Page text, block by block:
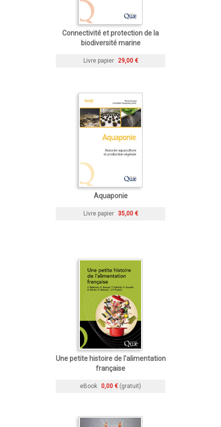
Connectivité et protection de la
biodiversité marine
Livre papier 29,00 €
Aquaponie
Livre papier 35,00 €
Une petite histoire de l'alimentation
française
eBook 0,00 € (gratuit)